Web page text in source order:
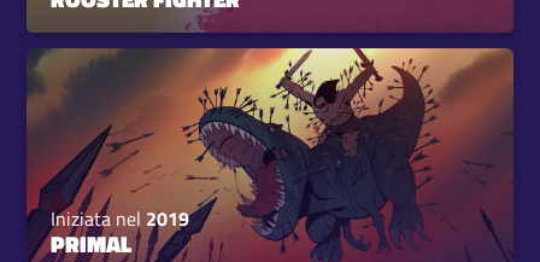
Iniziata nel 2019
PRIMAL